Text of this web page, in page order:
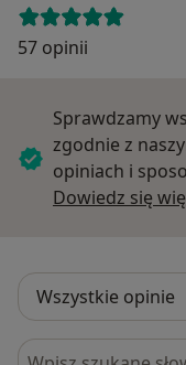
57 opinii
Sprawdzamy
zgodnie z
opiniach i
Dowiedz się
Szukaj w opiniach